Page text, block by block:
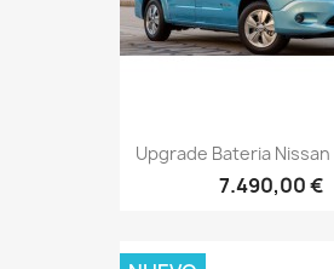
Upgrade Bateria Nissan
7.490,00 €